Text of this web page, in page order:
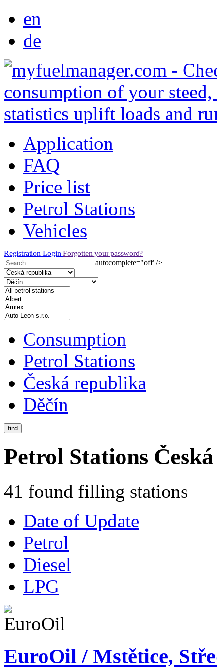
en
de
Application
FAQ
Price list
Petrol Stations
Vehicles
Registration Login Forgotten your password?
autocomplete="off"/>
Consumption
Petrol Stations
Česká republika
Děčín
find
Petrol Stations
41 found filling stations
Date of Update
Petrol
Diesel
LPG
EuroOil / Mstětice,